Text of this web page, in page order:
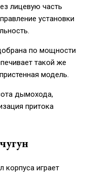
лицевую часть
установки
по мощности
такой же
модель.
дымохода,
притока
корпуса играет